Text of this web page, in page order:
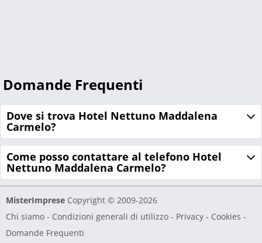
Domande Frequenti
Dove si trova Hotel Nettuno Maddalena
Carmelo?
Come posso contattare al telefono Hotel
Nettuno Maddalena Carmelo?
MisterImprese Copyright © 2009-2026
Chi siamo - Condizioni generali di utilizzo - Privacy - Cookies -
Domande Frequenti